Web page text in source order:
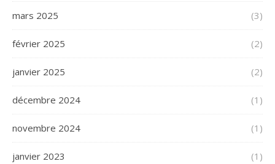
mars 2025 (3)
février 2025 (2)
janvier 2025 (2)
décembre 2024 (1)
novembre 2024 (1)
janvier 2023 (1)